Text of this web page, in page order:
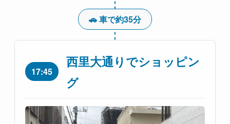
🚗 車で約35分
17:45
西里大通りでショッピン
グ